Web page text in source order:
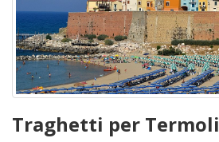
Traghetti per Termoli